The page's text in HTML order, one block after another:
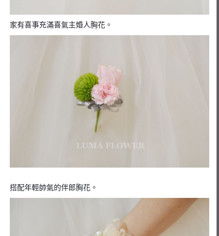
家有喜事充滿喜氣主婚人胸花。
搭配年輕帥氣的伴郎胸花。